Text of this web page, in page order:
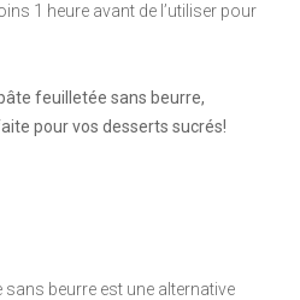
1 heure avant de l’utiliser pour
feuilletée sans beurre,
pour vos desserts sucrés!
sans beurre est une alternative